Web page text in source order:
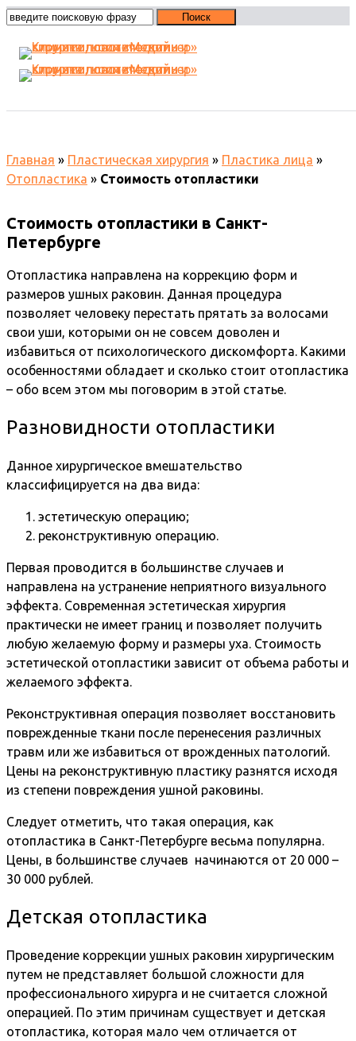
Главная » Пластическая хирургия » Пластика лица »
Отопластика » Стоимость отопластики
Стоимость отопластики в Санкт-
Петербурге
Отопластика направлена на коррекцию форм и
размеров ушных раковин. Данная процедура
позволяет человеку перестать прятать за волосами
свои уши, которыми он не совсем доволен и
избавиться от психологического дискомфорта. Какими
особенностями обладает и сколько стоит отопластика
– обо всем этом мы поговорим в этой статье.
Разновидности отопластики
Данное хирургическое вмешательство
классифицируется на два вида:
эстетическую операцию;
реконструктивную операцию.
Первая проводится в большинстве случаев и
направлена на устранение неприятного визуального
эффекта. Современная эстетическая хирургия
практически не имеет границ и позволяет получить
любую желаемую форму и размеры уха. Стоимость
эстетической отопластики зависит от объема работы и
желаемого эффекта.
Реконструктивная операция позволяет восстановить
поврежденные ткани после перенесения различных
травм или же избавиться от врожденных патологий.
Цены на реконструктивную пластику разнятся исходя
из степени повреждения ушной раковины.
Следует отметить, что такая операция, как
отопластика в Санкт-Петербурге весьма популярна.
Цены, в большинстве случаев начинаются от 20 000 –
30 000 рублей.
Детская отопластика
Проведение коррекции ушных раковин хирургическим
путем не представляет большой сложности для
профессионального хирурга и не считается сложной
операцией. По этим причинам существует и детская
отопластика, которая мало чем отличается от